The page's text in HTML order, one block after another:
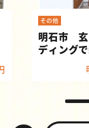
その他
明石市 玄
ディング